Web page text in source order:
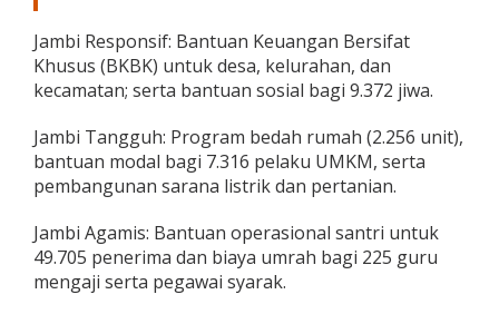
Jambi Responsif: Bantuan Keuangan Bersifat
Khusus (BKBK) untuk desa, kelurahan, dan
kecamatan; serta bantuan sosial bagi 9.372 jiwa.
Jambi Tangguh: Program bedah rumah (2.256 unit),
bantuan modal bagi 7.316 pelaku UMKM, serta
pembangunan sarana listrik dan pertanian.
Jambi Agamis: Bantuan operasional santri untuk
49.705 penerima dan biaya umrah bagi 225 guru
mengaji serta pegawai syarak.